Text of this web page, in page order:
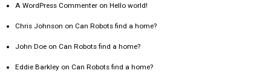
A WordPress Commenter on Hello world!
Chris Johnson on Can Robots find a home?
John Doe on Can Robots find a home?
Eddie Barkley on Can Robots find a home?